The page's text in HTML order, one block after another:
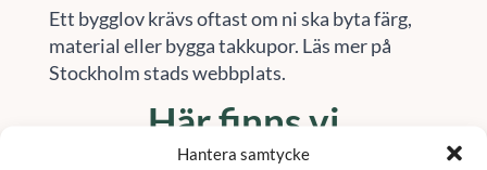
Hantera samtycke
Ett bygglov krävs oftast om ni ska byta färg,
material eller bygga takkupor. Läs mer på
Stockholm stads webbplats.
Här finns vi
Vi är verksamma i stora delar av Sverige.